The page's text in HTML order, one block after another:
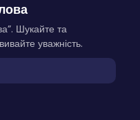
Шукайте та
уважність.